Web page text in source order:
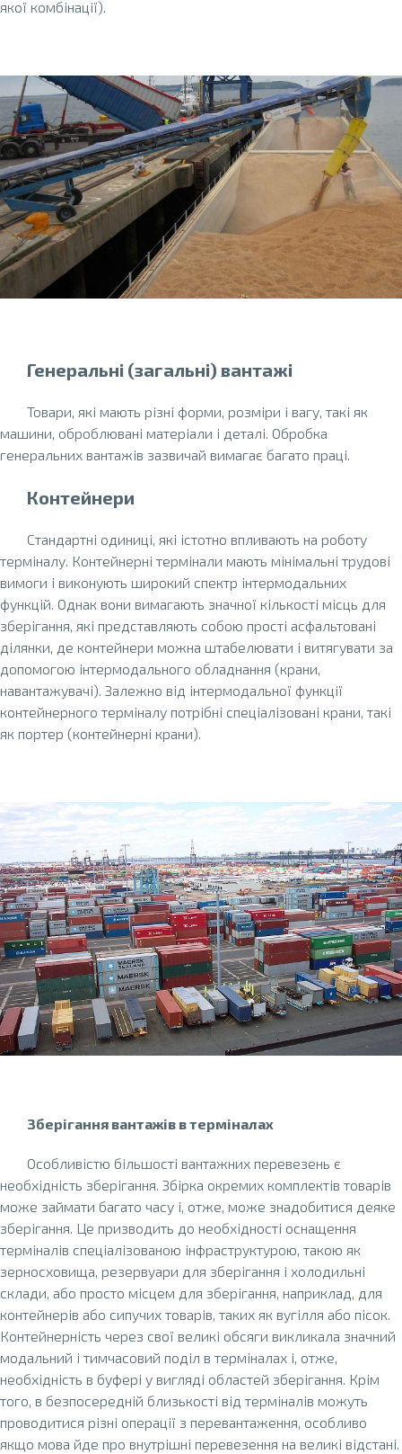
якої комбінації).
Генеральні (загальні) вантажі
Товари, які мають різні форми, розміри і вагу, такі як
машини, оброблювані матеріали і деталі. Обробка
генеральних вантажів зазвичай вимагає багато праці.
Контейнери
Стандартні одиниці, які істотно впливають на роботу
терміналу. Контейнерні термінали мають мінімальні трудові
вимоги і виконують широкий спектр інтермодальних
функцій. Однак вони вимагають значної кількості місць для
зберігання, які представляють собою прості асфальтовані
ділянки, де контейнери можна штабелювати і витягувати за
допомогою інтермодального обладнання (крани,
навантажувачі). Залежно від інтермодальної функції
контейнерного терміналу потрібні спеціалізовані крани, такі
як портер (контейнерні крани).
Зберігання вантажів в терміналах
Особливістю більшості вантажних перевезень є
необхідність зберігання. Збірка окремих комплектів товарів
може займати багато часу і, отже, може знадобитися деяке
зберігання. Це призводить до необхідності оснащення
терміналів спеціалізованою інфраструктурою, такою як
зерносховища, резервуари для зберігання і холодильні
склади, або просто місцем для зберігання, наприклад, для
контейнерів або сипучих товарів, таких як вугілля або пісок.
Контейнерність через свої великі обсяги викликала значний
модальний і тимчасовий поділ в терміналах і, отже,
необхідність в буфері у вигляді областей зберігання. Крім
того, в безпосередній близькості від терміналів можуть
проводитися різні операції з перевантаження, особливо
якщо мова йде про внутрішні перевезення на великі відстані.